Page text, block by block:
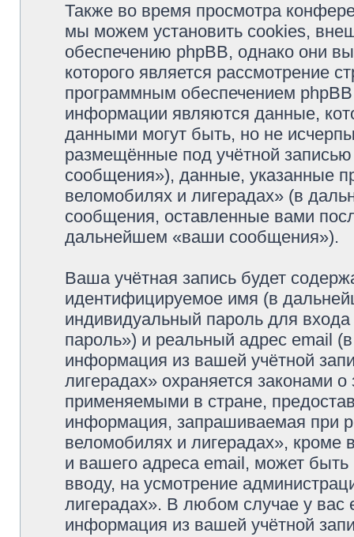
Также во время просмотра
мы можем установить cookies,
обеспечению phpBB, однако они
которого является рассмотрение
программным обеспечением
информации являются данные,
данными могут быть, но не
размещённые под учётной
сообщения»), данные, указанные
веломобилях и лигерадах» (в
сообщения, оставленные вами
дальнейшем «ваши сообщения»).
Ваша учётная запись будет
идентифицируемое имя (в
индивидуальный пароль для
пароль») и реальный адрес email
информация из вашей учётной
лигерадах» охраняется законами
применяемыми в стране,
информация, запрашиваемая при
веломобилях и лигерадах», кроме
и вашего адреса email, может быть
вводу, на усмотрение
лигерадах». В любом случае у вас
информация из вашей учётной